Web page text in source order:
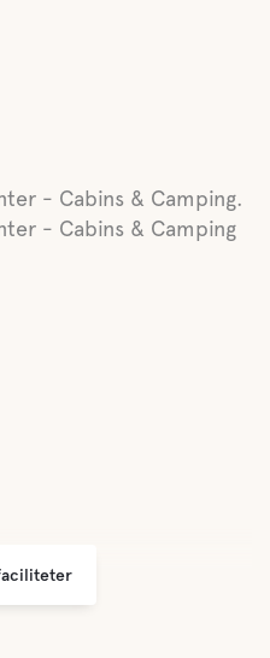
- Cabins & Camping.
- Cabins & Camping